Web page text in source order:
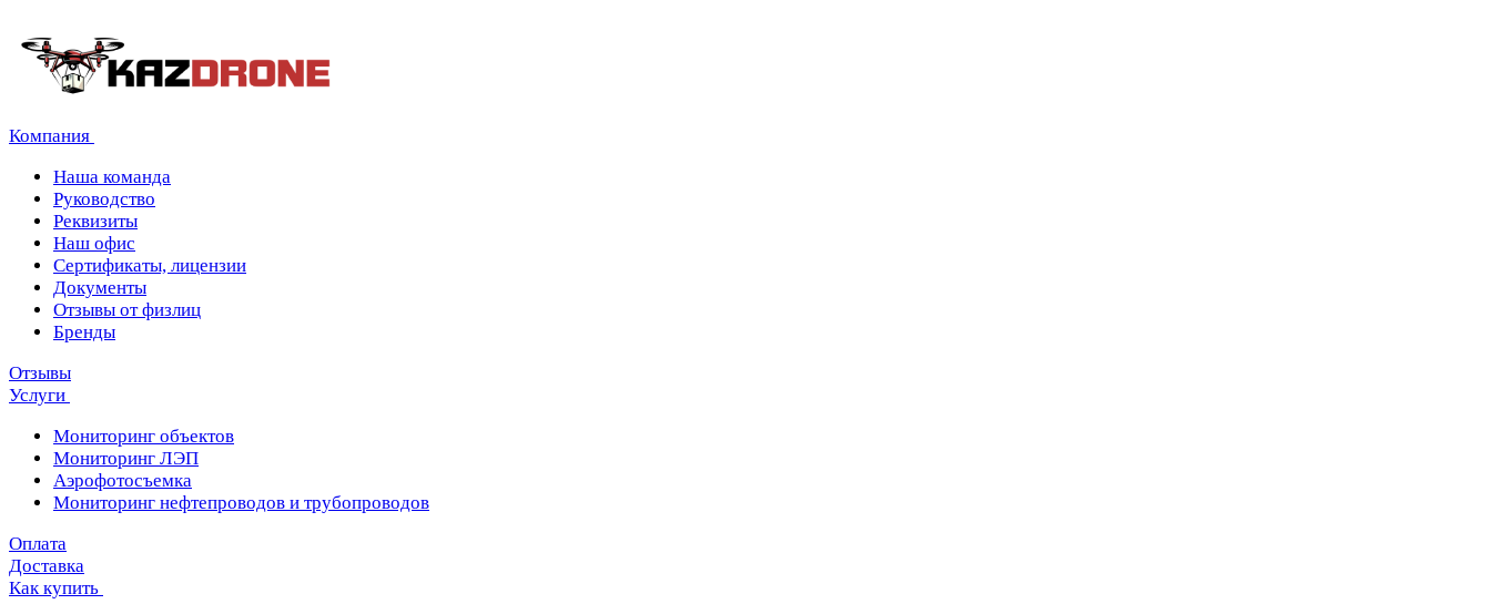
Компания
Наша команда
Руководство
Реквизиты
Наш офис
Сертификаты, лицензии
Документы
Отзывы от физлиц
Бренды
Отзывы
Услуги
Мониторинг объектов
Мониторинг ЛЭП
Аэрофотосъемка
Мониторинг нефтепроводов и трубопроводов
Оплата
Доставка
Как купить